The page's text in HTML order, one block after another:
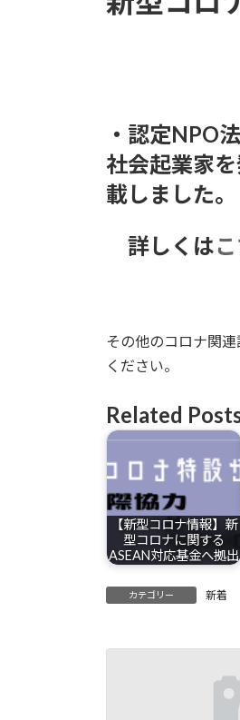
・認定NPO
社会起業家
載しました。
詳しくは
その他のコロナ関
ください。
Related
【新型コロナ情報】新
型コロナに関する
ASEAN対応基金へ拠出
カテゴリー 新着